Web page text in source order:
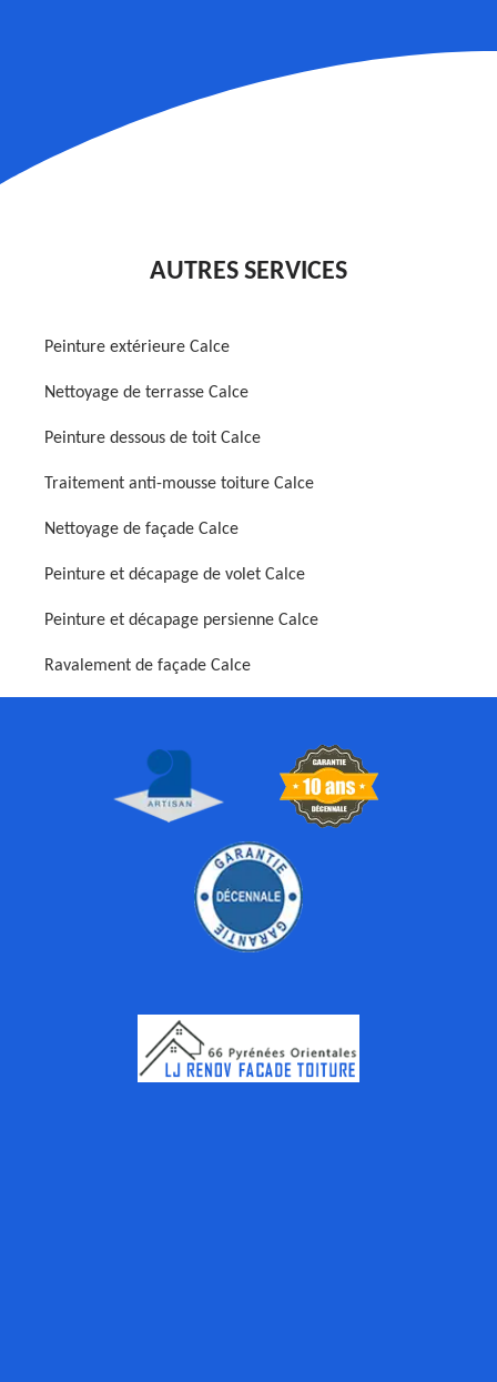
AUTRES SERVICES
Peinture extérieure Calce
Nettoyage de terrasse Calce
Peinture dessous de toit Calce
Traitement anti-mousse toiture Calce
Nettoyage de façade Calce
Peinture et décapage de volet Calce
Peinture et décapage persienne Calce
Ravalement de façade Calce